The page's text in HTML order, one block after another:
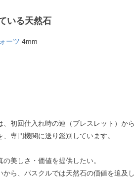
いる天然石
ーツ 4mm
、初回仕入れ時の連（ブレスレット）か
、専門機関に送り鑑別しています。
の美しさ・価値を提供したい。
から、パスクルでは天然石の価値を追及し